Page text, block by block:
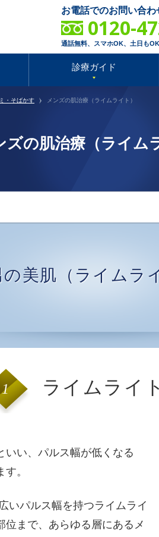
お電話でのお問い合わ
0120-
通話無料、スマホOK、土日もOK
診療ガイド
・そばかす メンズの肌治療（ライムライト）
ズの肌治療（ライム
の美肌（ライムラ
1 ライムライ
いい、パルス幅が低くなる
。
いパルス幅を持つライムライ
位まで、あらゆる層にあるメ